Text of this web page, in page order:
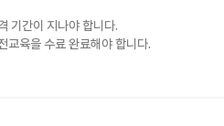
기간이 지나야 합니다.
교육을 수료 완료해야 합니다.